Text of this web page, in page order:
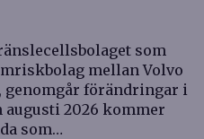
som
mellan Volvo
genomgår förändringar i
2026 kommer
som…